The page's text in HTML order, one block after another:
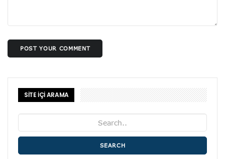
POST YOUR COMMENT
SİTE İÇİ ARAMA
SEARCH